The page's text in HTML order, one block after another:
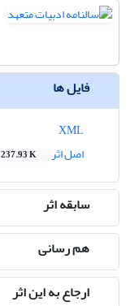
فایل ها
اصل اثر
237.93 K
سابقه اثر
هم رسانی
ارجاع به این اثر